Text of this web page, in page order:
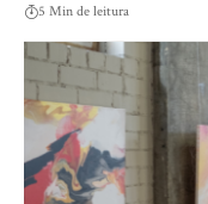
5 Min de leitura